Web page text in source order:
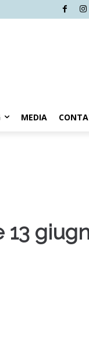
MEDIA
13